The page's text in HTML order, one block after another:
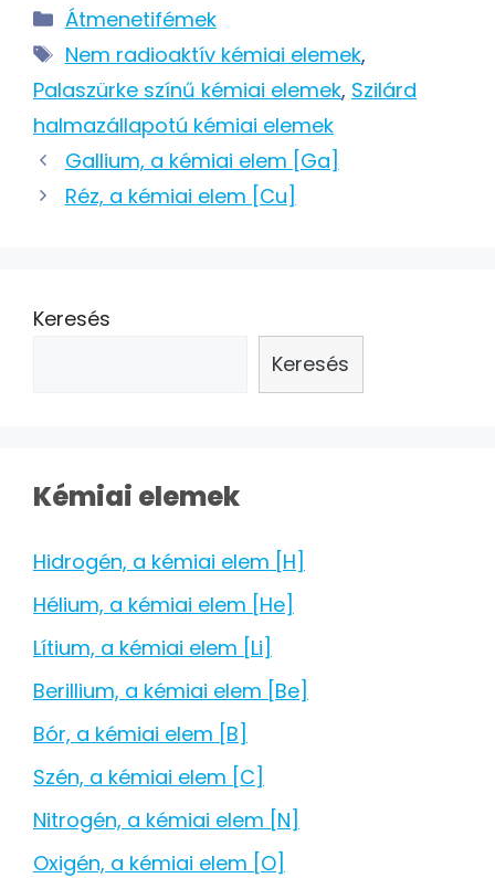
Kategória
Átmenetifémek
Címkék
Nem radioaktív kémiai elemek,
Palaszürke színű kémiai elemek, Szilárd
halmazállapotú kémiai elemek
Post
navigation
Gallium, a kémiai elem [Ga]
Réz, a kémiai elem [Cu]
Keresés
Keresés
Kémiai elemek
Hidrogén, a kémiai elem [H]
Hélium, a kémiai elem [He]
Lítium, a kémiai elem [Li]
Berillium, a kémiai elem [Be]
Bór, a kémiai elem [B]
Szén, a kémiai elem [C]
Nitrogén, a kémiai elem [N]
Oxigén, a kémiai elem [O]